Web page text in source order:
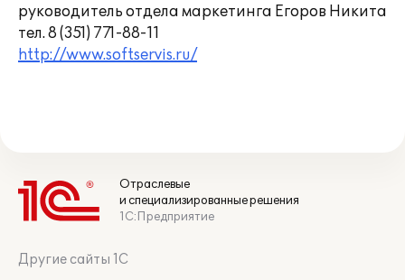
руководитель отдела маркетинга Егоров Никита
тел. 8 (351) 771-88-11
http://www.softservis.ru/
Отраслевые
и специализированные решения
1С:Предприятие
Другие сайты 1С